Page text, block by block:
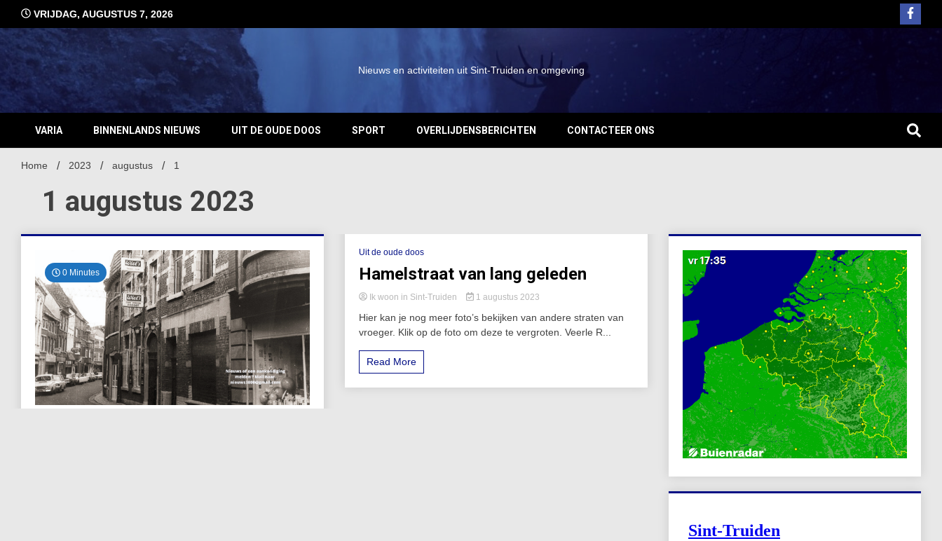
inhoud
VRIJDAG, AUGUSTUS 7, 2026
Nieuws en activiteiten uit Sint-Truiden en omgeving
VARIA BINNENLANDS NIEUWS UIT DE OUDE DOOS SPORT OVERLIJDENSBERICHTEN CONTACTEER ONS
Home 2023 augustus 1
1 augustus 2023
0 Minutes
Uit de oude doos
Hamelstraat van lang geleden
Ik woon in Sint-Truiden 1 augustus 2023
Hier kan je nog meer foto’s bekijken van andere straten van
vroeger. Klik op de foto om deze te vergroten. Veerle R...
Read More